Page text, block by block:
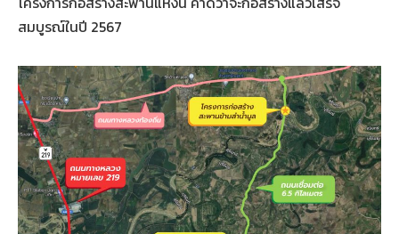
สมบูรณ์ในปี 2567